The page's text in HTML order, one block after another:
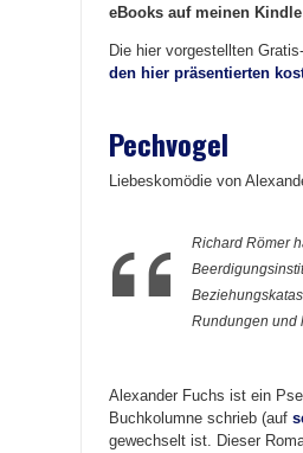
eBooks auf meinen
Die hier vorgestellten
den hier präsentierten
Pechvogel
Liebeskomödie von
Richard Römer
Rundungen und
Alexander Fuchs ist ein
Buchkolumne schrieb (auf
gewechselt ist. Dieser